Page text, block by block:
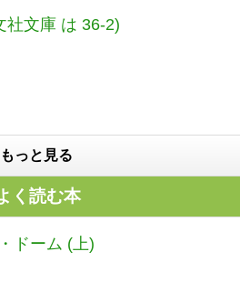
社文庫 は 36-2)
もっと見る
く読む本
ドーム (上)